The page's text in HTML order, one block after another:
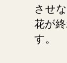
させ
花が
す。